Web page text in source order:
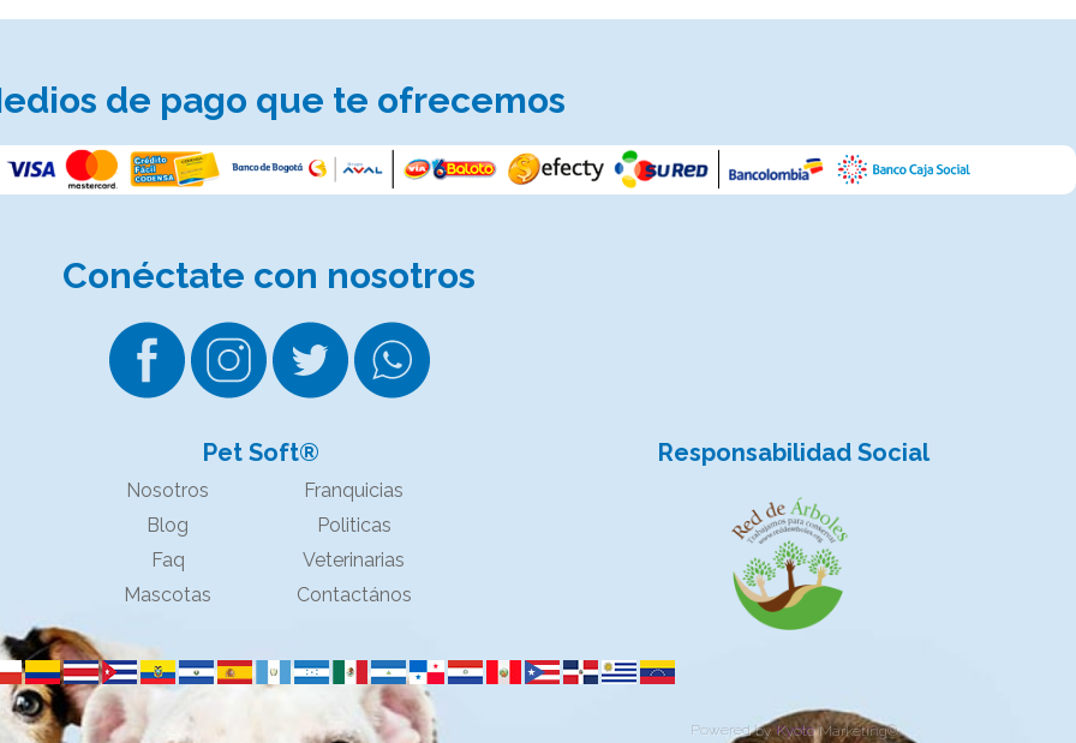
de pago que te ofrecemos
Conéctate con nosotros
Pet Soft®
Nosotros
Franquicias
Blog
Politicas
Faq
Veterinarias
Mascotas
Contactános
Responsabilidad Social
Powered by KyotoMarketing©